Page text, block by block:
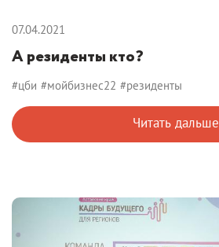
07.04.2021
А резиденты кто?
#цби #мойбизнес22 #резиденты
Читать дальше